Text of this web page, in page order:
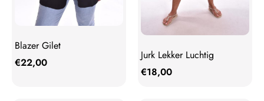
Blazer Gilet
€22,00
Jurk Lekker Luchtig
€18,00